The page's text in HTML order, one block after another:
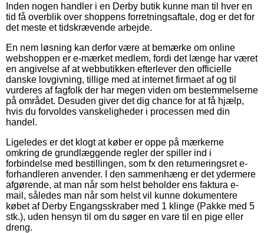
Inden nogen handler i en Derby butik kunne man til hver en
tid få overblik over shoppens forretningsaftale, dog er det for
det meste et tidskrævende arbejde.
En nem løsning kan derfor være at bemærke om online
webshoppen er e-mærket medlem, fordi det længe har været
en angivelse af at webbutikken efterlever den officielle
danske lovgivning, tillige med at internet firmaet af og til
vurderes af fagfolk der har megen viden om bestemmelserne
på området. Desuden giver det dig chance for at få hjælp,
hvis du forvoldes vanskeligheder i processen med din
handel.
Ligeledes er det klogt at køber er oppe på mærkerne
omkring de grundlæggende regler der spiller ind i
forbindelse med bestillingen, som fx den returneringsret e-
forhandleren anvender. I den sammenhæng er det ydermere
afgørende, at man når som helst beholder ens faktura e-
mail, således man når som helst vil kunne dokumentere
købet af Derby Engangsskraber med 1 klinge (Pakke med 5
stk.), uden hensyn til om du søger en vare til en pige eller
dreng.